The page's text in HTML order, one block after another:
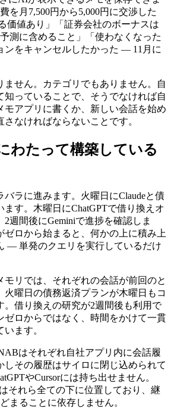
を月7,500円から5,000円に交渉した
価値あり」「証券会社のボーナスは
測に含めること」「使わなくなった
ンをキャンセルしたかった — 11月に
ません。カテゴリでもありません。自
知っていることで、そうでなければ自
モアプリに書くか、新しい会話を始め
なければならないことです。
わたって構築している
バラに進みます。火曜日にClaudeと債
す。木曜日にChatGPTで借り換えオ
週間後にGeminiで進捗を確認しま
ゼロから始まると、何かの上に積み上
— 単発のクエリを実行しているだけ
モリでは、それぞれの会話が前回のと
火曜日の債務返済プランが木曜日もコ
。借り換えの研究が2週間後も利用で
ゼロからではなく、時間をかけて一貫
ます。
はそれぞれ自社アプリ内に会話履
しその履歴はサイロに閉じ込められて
やCursorには持ち出せません。
それら全ての下に位置しており、継
まることに依存しません。